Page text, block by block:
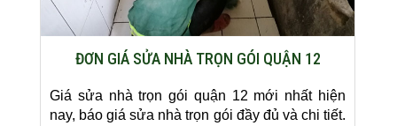
ĐƠN GIÁ SỬA NHÀ TRỌN GÓI QUẬN 12
Giá sửa nhà trọn gói quận 12 mới nhất hiện
nay, báo giá sửa nhà trọn gói đầy đủ và chi tiết.